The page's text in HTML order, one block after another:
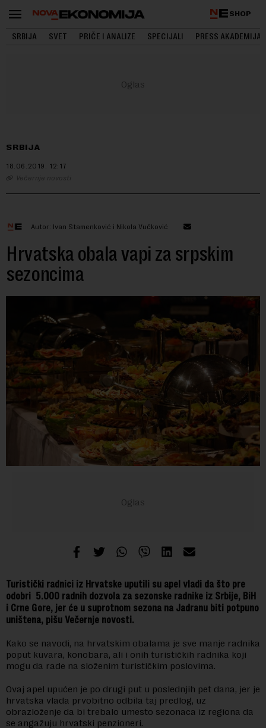
SHOP
SRBIJA SVET PRIČE I ANALIZE SPECIJALI PRESS AKADEMIJA
SRBIJA
18.06.2019. 12:17
Večernje novosti
Autor: Ivan Stamenković i Nikola Vučković
Hrvatska obala vapi za srpskim
sezoncima
Turistički radnici iz Hrvatske uputili su apel vladi da što pre
odobri 5.000 radnih dozvola za sezonske radnike iz Srbije, BiH
i Crne Gore, jer će u suprotnom sezona na Jadranu biti potpuno
uništena, pišu Večernje novosti.
Kako se navodi, na hrvatskim obalama je sve manje radnika
poput kuvara, konobara, ali i onih turističkih radnika koji
mogu da rade na složenim turističkim poslovima.
Ovaj apel upućen je po drugi put u poslednjih pet dana, jer je
hrvatska vlada prvobitno odbila taj predlog, uz
obrazloženje da bi trebalo umesto sezonaca iz regiona da
se angažuju hrvatski penzioneri.